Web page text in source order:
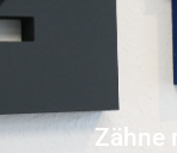
Zähne